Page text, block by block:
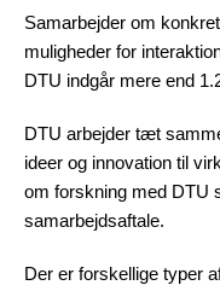
Samarbejder om
muligheder for
DTU indgår mere end
DTU arbejder tæt
ideer og innovation til
om forskning med DTU
samarbejdsaftale.
Der er forskellige typer